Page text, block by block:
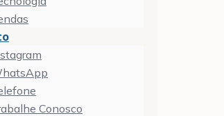
Conosco